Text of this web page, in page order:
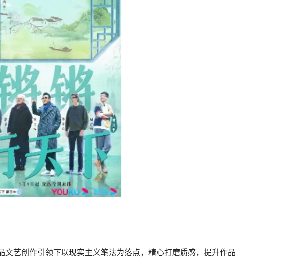
艺创作引领下以现实主义笔法为落点，精心打磨质感，提升作品